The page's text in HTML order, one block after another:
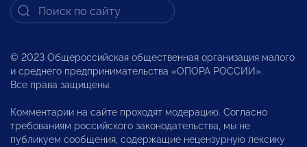
© 2023 Общероссийская общественная организация малого
и среднего предпринимательства «ОПОРА РОССИИ».
Все права защищены.
Комментарии на сайте проходят модерацию. Согласно
требованиям российского законодательства, мы не
публикуем сообщения, содержащие нецензурную лексику